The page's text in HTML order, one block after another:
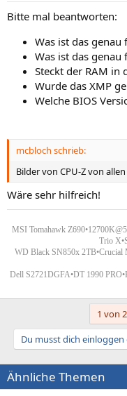
Bitte mal beantworten:
Was ist das genau
Was ist das genau
Steckt der RAM in
Wurde das XMP
Welche BIOS
mcbloch schrieb:
Bilder von CPU-Z von
Wäre sehr hilfreich!
MSI Tomahawk
Trio
WD Black SN850x 2TB•Crucial
Dell S2721DGFA•DT 1990 PRO•
1 von 2
Du musst dich
Ähnliche Themen